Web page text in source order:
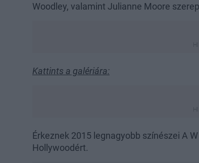
Woodley, valamint Julianne Moore
Kattints a galériára:
Érkeznek 2015 legnagyobb színészei A
Hollywoodért.